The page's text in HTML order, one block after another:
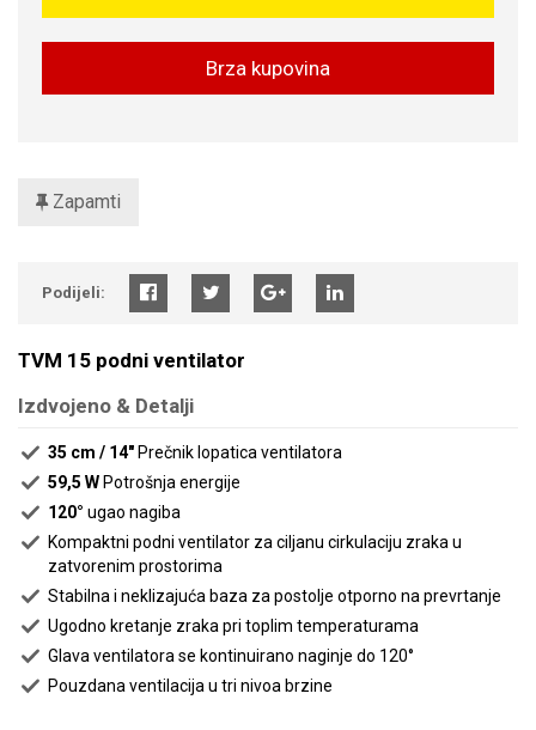
Brza kupovina
Zapamti
Podijeli:
TVM 15 podni ventilator
Izdvojeno & Detalji
35 cm / 14" Prečnik lopatica ventilatora
59,5 W Potrošnja energije
120° ugao nagiba
Kompaktni podni ventilator za ciljanu cirkulaciju zraka u
zatvorenim prostorima
Stabilna i neklizajuća baza za postolje otporno na prevrtanje
Ugodno kretanje zraka pri toplim temperaturama
Glava ventilatora se kontinuirano naginje do 120°
Pouzdana ventilacija u tri nivoa brzine